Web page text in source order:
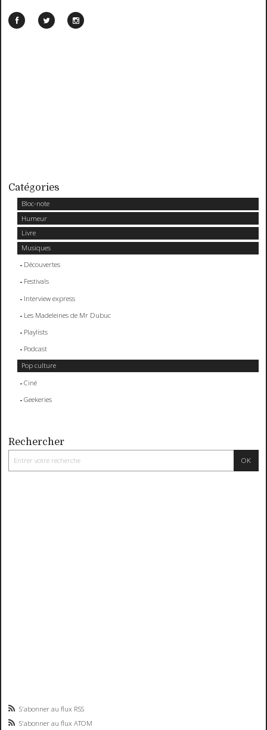
Catégories
Bloc-note
Humeur
Livre
Musiques
Découvertes
Festivals
Interview express
Les Madeleines de Mr Dubuc
Playlists
Podcast
Pop culture
Ciné
Geekeries
Rechercher
S'abonner au flux RSS
S'abonner au flux ATOM